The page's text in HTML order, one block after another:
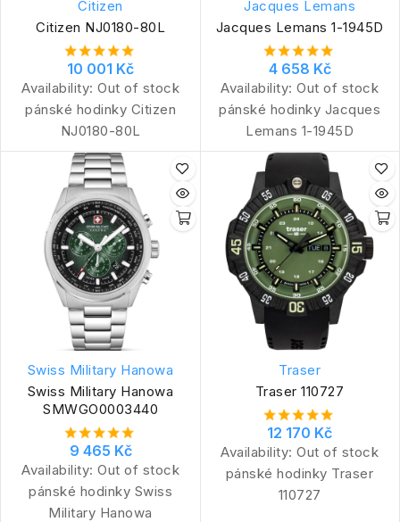
Citizen
Citizen NJ0180-80L
10 001 Kč
Availability: Out of stock
pánské hodinky Citizen
NJ0180-80L
Jacques Lemans
Jacques Lemans 1-1945D
4 658 Kč
Availability: Out of stock
pánské hodinky Jacques
Lemans 1-1945D
Swiss Military Hanowa
Swiss Military Hanowa
SMWGO0003440
9 465 Kč
Availability: Out of stock
pánské hodinky Swiss
Military Hanowa
Traser
Traser 110727
12 170 Kč
Availability: Out of stock
pánské hodinky Traser
110727